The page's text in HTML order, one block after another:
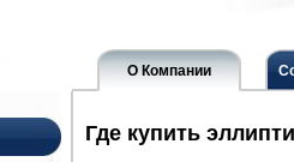
О Компании
Где купить